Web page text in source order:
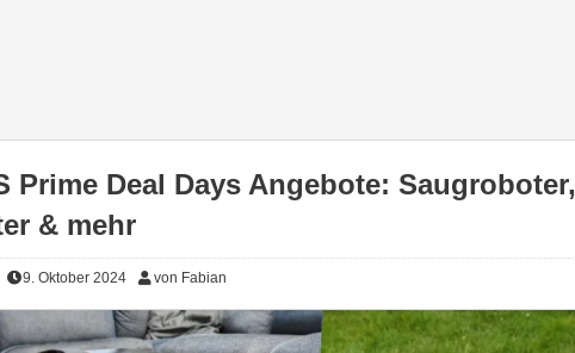
Prime Deal Days Angebote: Saugroboter,
& mehr
9. Oktober 2024 von Fabian